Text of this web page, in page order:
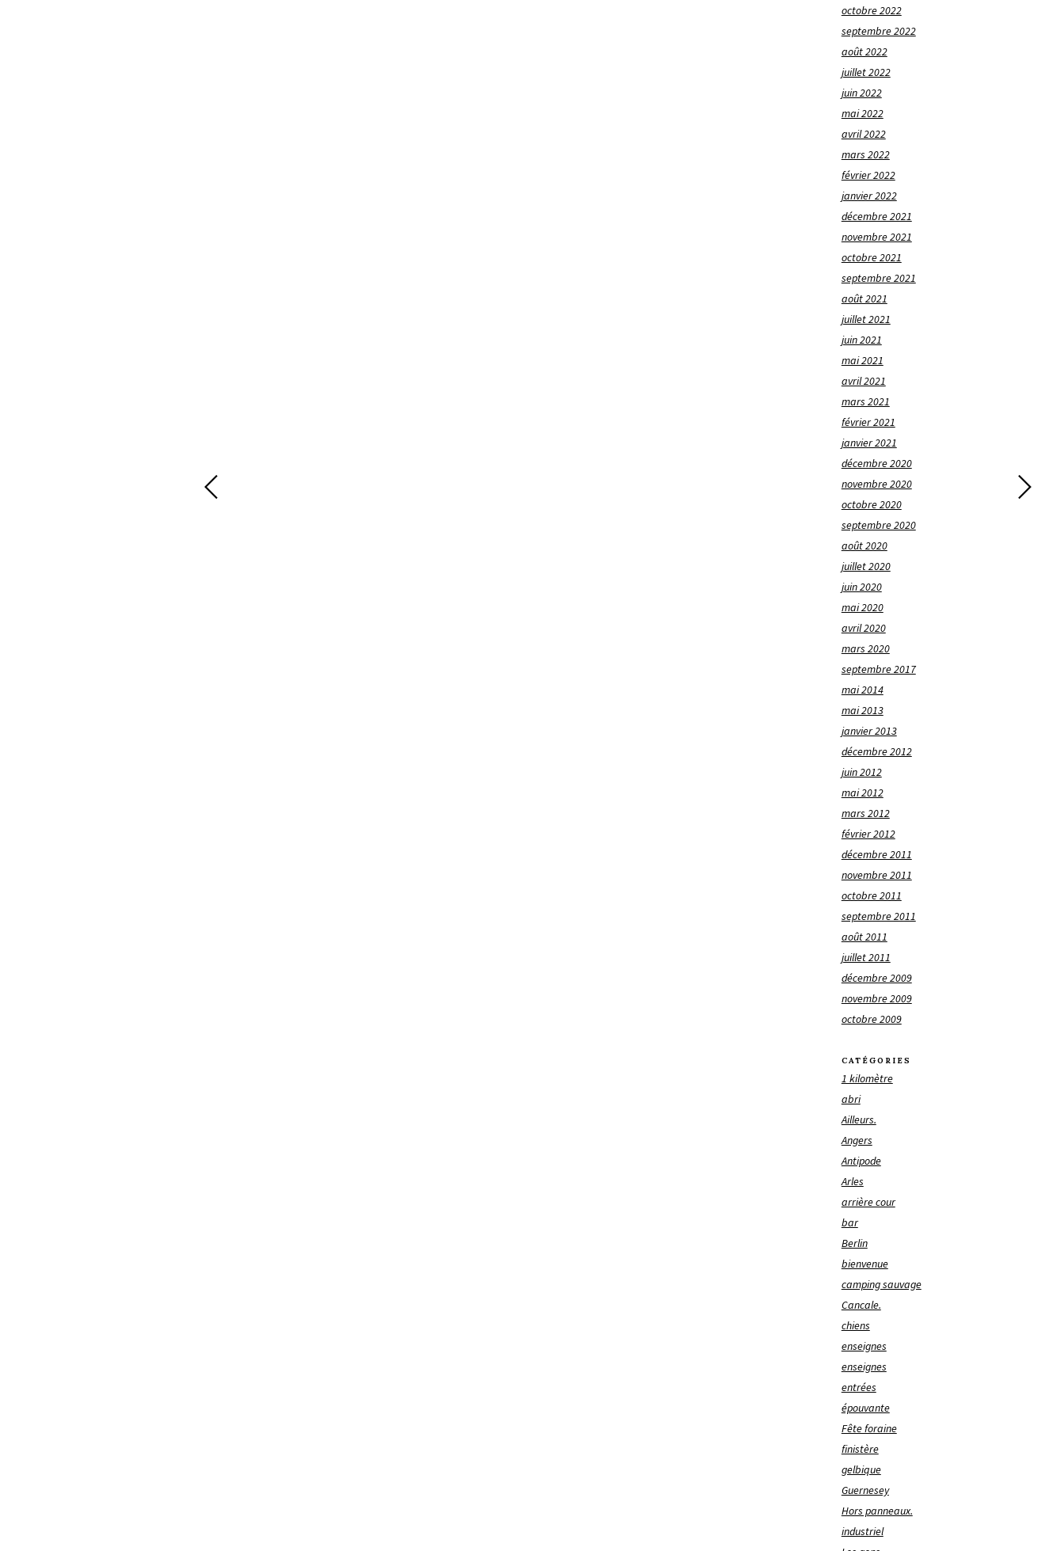
octobre 2022
septembre 2022
août 2022
juillet 2022
juin 2022
mai 2022
avril 2022
mars 2022
février 2022
janvier 2022
décembre 2021
novembre 2021
octobre 2021
septembre 2021
août 2021
juillet 2021
juin 2021
mai 2021
avril 2021
mars 2021
février 2021
janvier 2021
décembre 2020
novembre 2020
octobre 2020
septembre 2020
août 2020
juillet 2020
juin 2020
mai 2020
avril 2020
mars 2020
septembre 2017
mai 2014
mai 2013
janvier 2013
décembre 2012
juin 2012
mai 2012
mars 2012
février 2012
décembre 2011
novembre 2011
octobre 2011
septembre 2011
août 2011
juillet 2011
décembre 2009
novembre 2009
octobre 2009
CATÉGORIES
1 kilomètre
abri
Ailleurs.
Angers
Antipode
Arles
arrière cour
bar
Berlin
bienvenue
camping sauvage
Cancale.
chiens
enseignes
enseignes
entrées
épouvante
Fête foraine
finistère
gelbique
Guernesey
Hors panneaux.
industriel